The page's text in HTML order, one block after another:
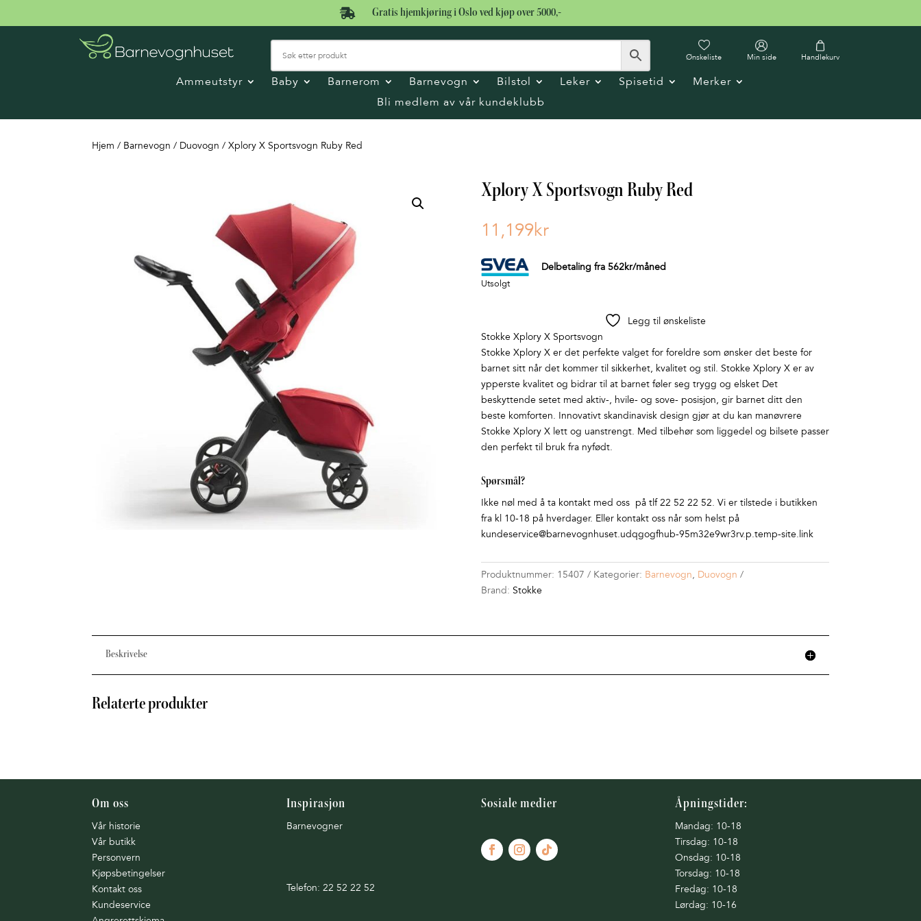
 Gratis hjemkjøring i Oslo ved kjøp over 5000,-
Ønskeliste Min side Handlekurv
Ammeutstyr Baby Barnerom Barnevogn Bilstol Leker Spisetid
Merker
Bli medlem av vår kundeklubb
Hjem / Barnevogn / Duovogn / Xplory X Sportsvogn Ruby Red
Xplory X Sportsvogn Ruby Red
11,199kr
Delbetaling fra 562kr/måned
Utsolgt
Legg til ønskeliste
Stokke Xplory X Sportsvogn
Stokke Xplory X er det perfekte valget for foreldre som ønsker det beste for
barnet sitt når det kommer til sikkerhet, kvalitet og stil. Stokke Xplory X er av
ypperste kvalitet og bidrar til at barnet føler seg trygg og elsket Det
beskyttende setet med aktiv-, hvile- og sove- posisjon, gir barnet ditt den
beste komforten. Innovativt skandinavisk design gjør at du kan manøvrere
Stokke Xplory X lett og uanstrengt. Med tilbehør som liggedel og bilsete passer
den perfekt til bruk fra nyfødt.
Spørsmål?
Ikke nøl med å ta kontakt med oss på tlf 22 52 22 52. Vi er tilstede i butikken
fra kl 10-18 på hverdager. Eller kontakt oss når som helst på
kundeservice@barnevognhuset.udqgogfhub-95m32e9wr3rv.p.temp-site.link
Produktnummer: 15407 Kategorier: Barnevogn, Duovogn
Brand: Stokke
Beskrivelse
Relaterte produkter
Om oss
Vår historie
Vår butikk
Personvern
Kjøpsbetingelser
Kontakt oss
Kundeservice
Inspirasjon
Barnevogner
Telefon: 22 52 22 52
Sosiale medier Åpningstider:
Mandag: 10-18
Tirsdag: 10-18
Onsdag: 10-18
Torsdag: 10-18
Fredag: 10-18
Lørdag: 10-16